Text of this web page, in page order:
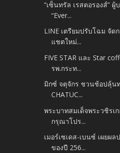
“เซ็นทรัล เรสตอรองส์”
“Ever...
LINE เตรียมปรับโฉม จัด
แชตใหม่...
FIVE STAR และ Star
รพ.กระท...
มิกซ์ จตุจักร ชวนช้อปลุ้น
CHATUC...
พระบาทสมเด็จพระวชิรเ
กรุณาโปร...
เมอร์เซเดส-เบนซ์ เผยผ
ของปี 256...